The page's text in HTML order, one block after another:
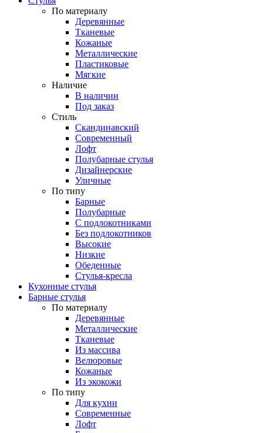
По материалу
Деревянные
Тканевые
Кожаные
Металлические
Пластиковые
Мягкие
Наличие
В наличии
Под заказ
Стиль
Скандинавский
Современный
Лофт
Полубарные стулья
Дизайнерские
Уличные
По типу
Барные
Полубарные
С подлокотниками
Без подлокотников
Высокие
Низкие
Обеденные
Стулья-кресла
Кухонные стулья
Барные стулья
По материалу
Деревянные
Металлические
Тканевые
Из массива
Велюровые
Кожаные
Из экокожи
По типу
Для кухни
Современные
Лофт